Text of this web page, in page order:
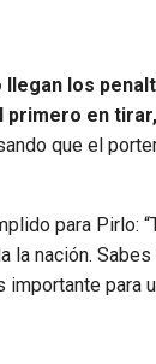
llegan los
primero en
que el
para Pirlo:
la nación.
para